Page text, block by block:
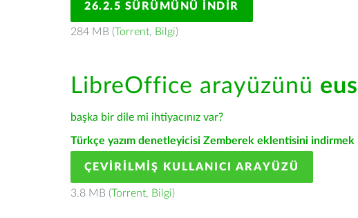
26.2.5 SÜRÜMÜNÜ İNDIR
284 MB (Torrent, Bilgi)
LibreOffice arayüzünü
başka bir dile mi ihtiyacınız var?
Türkçe yazım denetleyicisi Zemberek eklentisini indirmek
ÇEVIRILMIŞ KULLANICI ARAYÜZÜ
3.8 MB (Torrent, Bilgi)